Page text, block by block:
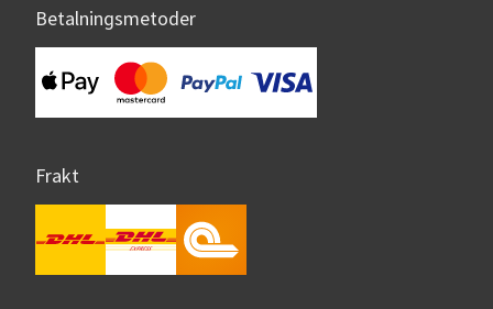
Betalningsmetoder
Frakt